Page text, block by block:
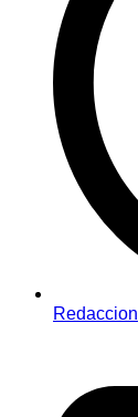
Redaccion